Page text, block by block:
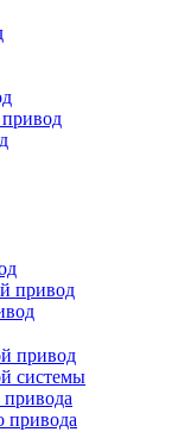
привод
привод
системы
привода
привода